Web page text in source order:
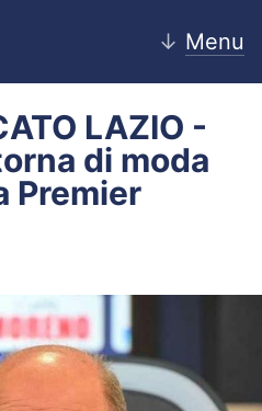
↓ Menu
LAZIO -
di moda
Premier